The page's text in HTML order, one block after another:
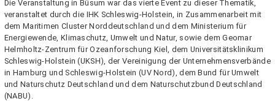
Die Veranstaltung in Büsum war das vierte Event zu dieser Thematik,
veranstaltet durch die IHK Schleswig-Holstein, in Zusammenarbeit mit
dem Maritimen Cluster Norddeutschland und dem Ministerium für
Energiewende, Klimaschutz, Umwelt und Natur, sowie dem Geomar
Helmholtz-Zentrum für Ozeanforschung Kiel, dem Universitätsklinikum
Schleswig-Holstein (UKSH), der Vereinigung der Unternehmensverbände
in Hamburg und Schleswig-Holstein (UV Nord), dem Bund für Umwelt
und Naturschutz Deutschland und dem Naturschutzbund Deutschland
(NABU).